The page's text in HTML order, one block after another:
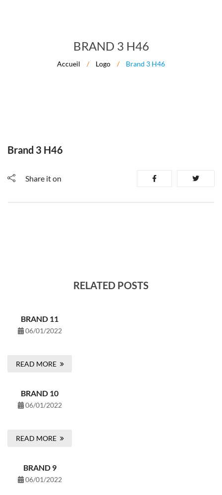
BRAND 3 H46
Accueil / Logo / Brand 3 H46
Brand 3 H46
Share it on
RELATED POSTS
BRAND 11
06/01/2022
READ MORE
BRAND 10
06/01/2022
READ MORE
BRAND 9
06/01/2022